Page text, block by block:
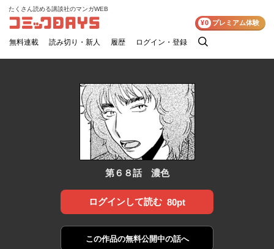
コミックDAYS
たくさん読める講談社のマンガWEB
無料連載 読み切り・新人 履歴 ログイン・登録
検
¥0 プレミアム体験
第６８話 濃色
ログインして読む 80pt
この作品の無料公開中の話へ